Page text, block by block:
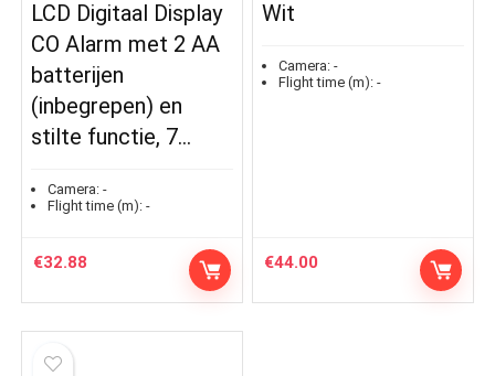
LCD Digitaal Display
CO Alarm met 2 AA
batterijen
(inbegrepen) en
stilte functie, 7…
Camera: -
Flight time (m): -
€32.88
Wit
Camera: -
Flight time (m): -
€44.00